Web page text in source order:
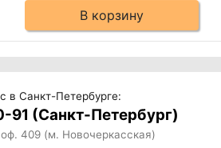
В корзину
в Санкт-Петербурге:
91 (Санкт-Петербург)
409 (м. Новочеркасская)